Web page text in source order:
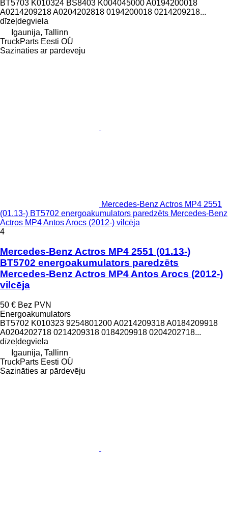
BT5703 K010324 BS8403 K004045000 A0194200018
A0214209218 A0204202818 0194200018 0214209218...
dīzeļdegviela
Igaunija, Tallinn
TruckParts Eesti OÜ
Sazināties ar pārdevēju
Mercedes-Benz Actros MP4 2551
(01.13-) BT5702 energoakumulators paredzēts Mercedes-Benz
Actros MP4 Antos Arocs (2012-) vilcēja
4
Mercedes-Benz Actros MP4 2551 (01.13-)
BT5702 energoakumulators paredzēts
Mercedes-Benz Actros MP4 Antos Arocs (2012-)
vilcēja
50 € Bez PVN
Energoakumulators
BT5702 K010323 9254801200 A0214209318 A0184209918
A0204202718 0214209318 0184209918 0204202718...
dīzeļdegviela
Igaunija, Tallinn
TruckParts Eesti OÜ
Sazināties ar pārdevēju